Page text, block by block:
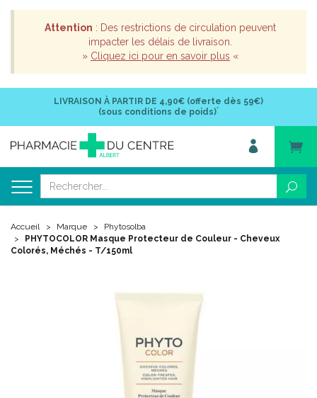
Attention : Des restrictions de circulation peuvent
impacter les délais de livraison.
» Cliquez ici pour en savoir plus «
LIVRAISON À PARTIR DE 4,90€ (offerte dès 59€)
(sous conditions de poids)*
Accueil Marque
Phytosolba
PHYTOCOLOR Masque Protecteur de Couleur - Cheveux
Colorés, Méchés - T/150ml